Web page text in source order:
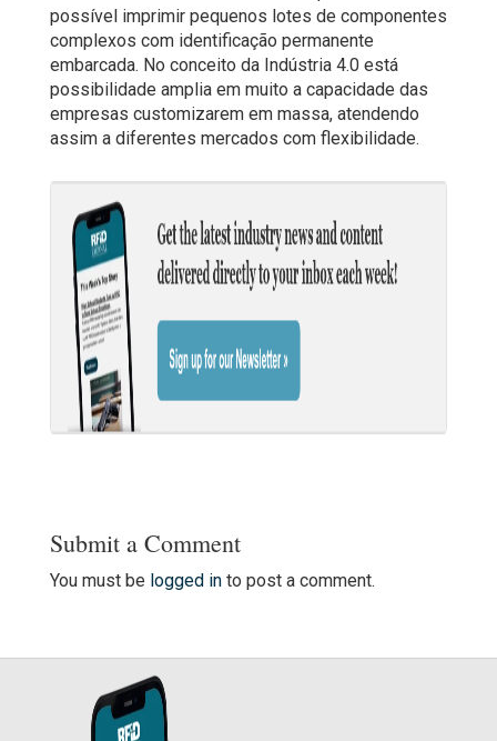
possível imprimir pequenos lotes de componentes
complexos com identificação permanente
embarcada. No conceito da Indústria 4.0 está
possibilidade amplia em muito a capacidade das
empresas customizarem em massa, atendendo
assim a diferentes mercados com flexibilidade.
Submit a Comment
You must be logged into post a comment.